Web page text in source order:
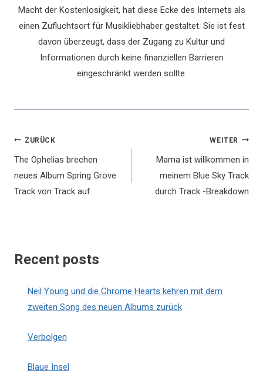
Macht der Kostenlosigkeit, hat diese Ecke des Internets als
einen Zufluchtsort für Musikliebhaber gestaltet. Sie ist fest
davon überzeugt, dass der Zugang zu Kultur und
Informationen durch keine finanziellen Barrieren
eingeschränkt werden sollte.
Beitragsnavigation
ZURÜCK
The Ophelias brechen
neues Album Spring Grove
Track von Track auf
WEITER
Mama ist willkommen in
meinem Blue Sky Track
durch Track -Breakdown
Recent posts
Neil Young und die Chrome Hearts kehren mit dem
zweiten Song des neuen Albums zurück
Verbolgen
Blaue Insel